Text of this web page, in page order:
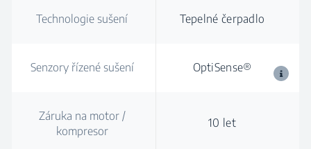
Technologie sušení Tepelné čerpadlo
Senzory řízené sušení OptiSense®
Záruka na motor /
kompresor
10 let